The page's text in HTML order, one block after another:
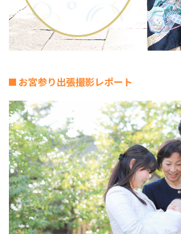
お宮参り出張撮影レポート